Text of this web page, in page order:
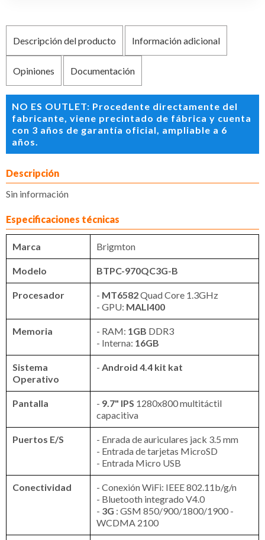
Descripción del producto Información adicional
Opiniones Documentación
NO ES OUTLET: Procedente directamente del
fabricante, viene precintado de fábrica y cuenta
con 3 años de garantía oficial, ampliable a 6
años.
Descripción
Sin información
Especificaciones técnicas
Marca Brigmton
Modelo BTPC-970QC3G-B
Procesador - MT6582Quad Core 1.3GHz
- GPU: MALI400
Memoria - RAM: 1GB DDR3
- Interna: 16GB
Sistema
Operativo
- Android 4.4 kit kat
Pantalla - 9.7" IPS 1280x800 multitáctil
capacitiva
Puertos E/S
- Enrada de auriculares jack 3.5 mm
- Entrada de tarjetas MicroSD
- Entrada Micro USB
Conectividad
- Conexión WiFi: IEEE 802.11b/g/n
- Bluetooth integrado V4.0
- 3G : GSM 850/900/1800/1900 -
WCDMA 2100